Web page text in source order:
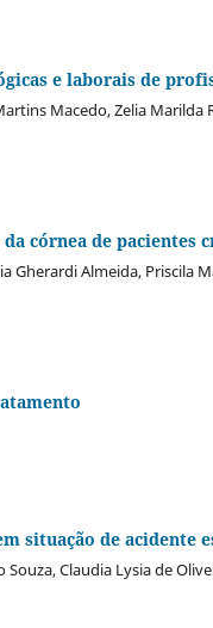
e laborais de
Macedo, Zelia Marilda
córnea de pacientes
Gherardi Almeida, Priscila
situação de acidente
Claudia Lysia de